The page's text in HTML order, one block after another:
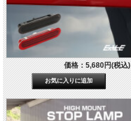
価格：5,680円(税込)